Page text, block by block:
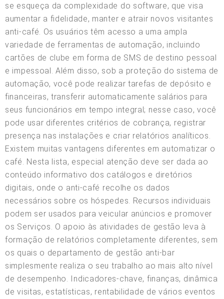
se esqueça da complexidade do software, que visa
aumentar a fidelidade, manter e atrair novos visitantes
anti-café. Os usuários têm acesso a uma ampla
variedade de ferramentas de automação, incluindo
cartões de clube em forma de SMS de destino pessoal
e impessoal. Além disso, sob a proteção do sistema de
automação, você pode realizar tarefas de depósito e
financeiras, transferir automaticamente salários para
seus funcionários em tempo integral; nesse caso, você
pode usar diferentes critérios de cobrança, registrar
presença nas instalações e criar relatórios analíticos.
Existem muitas vantagens diferentes em automatizar o
café. Nesta lista, especial atenção deve ser dada ao
conteúdo informativo dos catálogos e diretórios
digitais, onde o anti-café recolhe os dados
necessários sobre os hóspedes. Recursos individuais
podem ser usados para veicular anúncios e promover
os Serviços. O apoio às atividades de gestão leva à
formação de relatórios completamente diferentes, sem
os quais o departamento de gestão anti-bar
simplesmente realiza o seu trabalho ao mais alto nível
de desempenho. Indicadores-chave, finanças, dinâmica
de visitas, estatísticas, rentabilidade de vários eventos